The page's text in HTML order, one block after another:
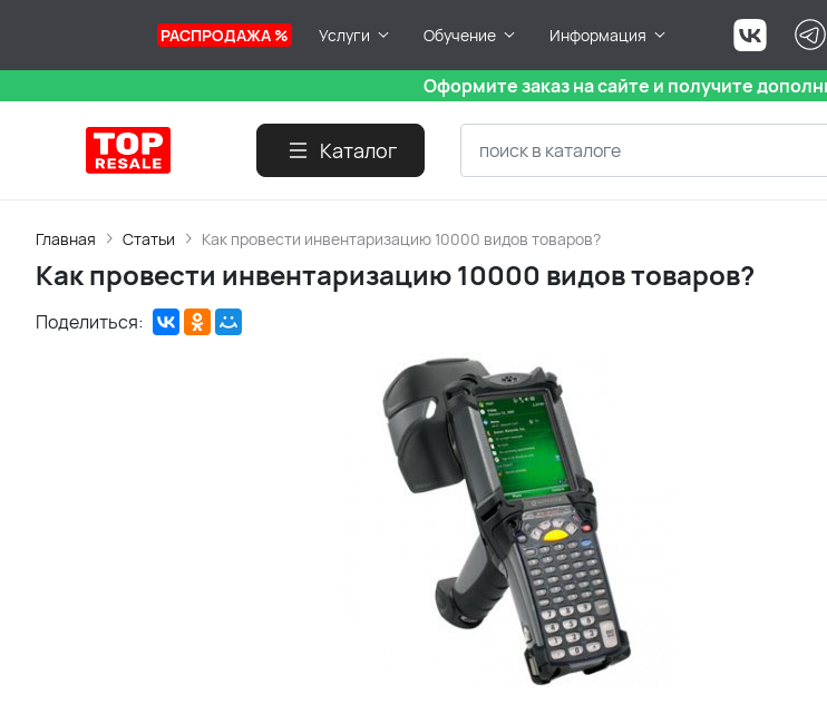
РАСПРОДАЖА % Услуги Обучение Информация
Оформите заказ на сайте и получите
Каталог
Главная Статьи Как провести инвентаризацию 10000 видов товаров?
Как провести инвентаризацию 10000 видов товаров?
Поделиться: